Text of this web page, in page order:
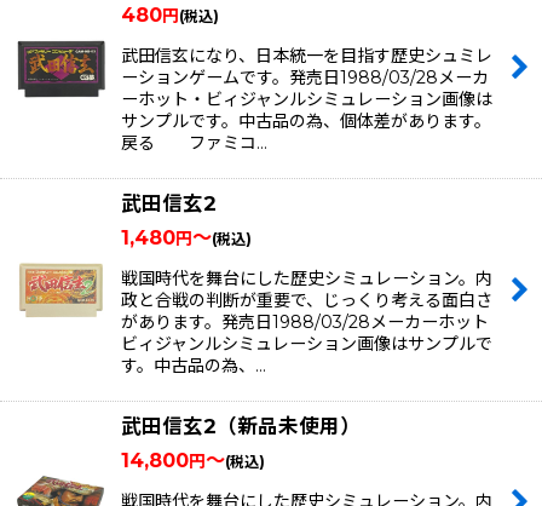
480円 (税込)
武田信玄になり、日本統一を目指す歴史シュミレ
ーションゲームです。発売日1988/03/28メーカ
ーホット・ビィジャンルシミュレーション画像は
サンプルです。中古品の為、個体差があります。
戻る ファミコ…
武田信玄2
1,480円～(税込)
戦国時代を舞台にした歴史シミュレーション。内
政と合戦の判断が重要で、じっくり考える面白さ
があります。発売日1988/03/28メーカーホット
ビィジャンルシミュレーション画像はサンプルで
す。中古品の為、…
武田信玄2（新品未使用）
14,800円～(税込)
戦国時代を舞台にした歴史シミュレーション。内